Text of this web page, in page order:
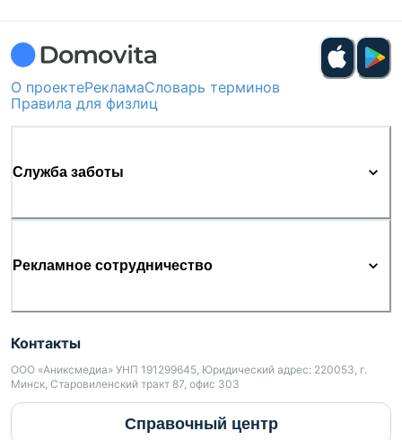
О проектеРекламаСловарь терминов
Правила для физлиц
Служба заботы
Рекламное сотрудничество
Контакты
ООО «Аниксмедиа» УНП 191299645, Юридический адрес: 220053, г.
Минск, Старовиленский тракт 87, офис 303
Справочный центр